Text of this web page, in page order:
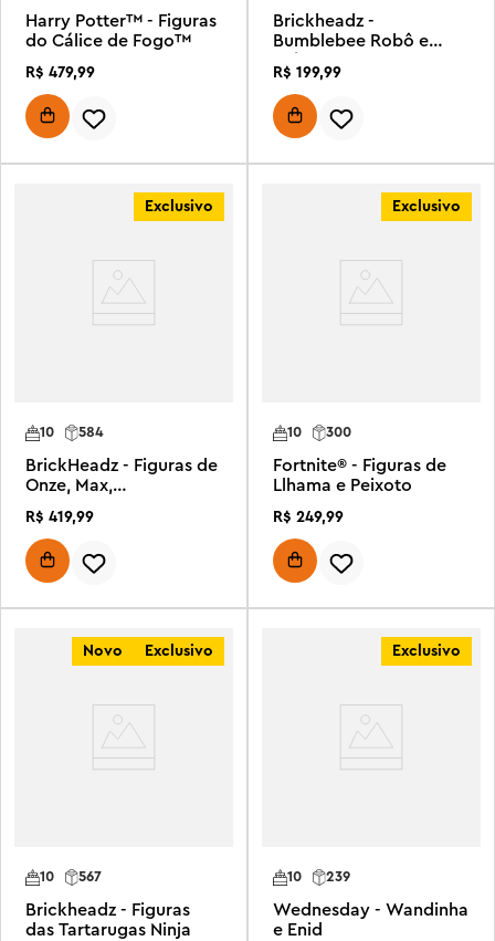
Harry Potter™ - Figuras
do Cálice de Fogo™
R$ 479,99
Brickheadz -
Bumblebee Robô e
R$ 199,99
Exclusivo
584
10
BrickHeadz - Figuras de
Onze, Max,
R$ 419,99
Exclusivo
10 300
Fortnite® - Figuras de
Llhama e Peixoto
R$ 249,99
Novo Exclusivo
567
10
Brickheadz - Figuras
das Tartarugas Ninja
Exclusivo
10 239
Wednesday - Wandinha
e Enid